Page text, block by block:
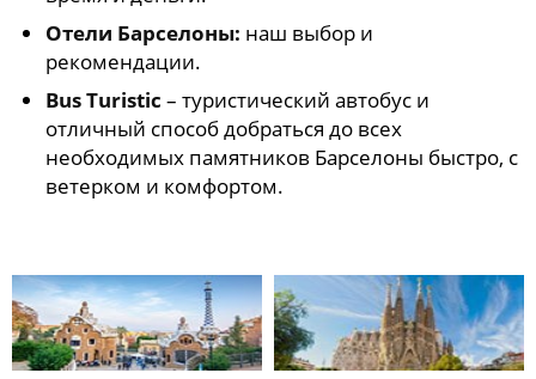
Отели Барселоны: наш выбор и
рекомендации.
Bus Turistic – туристический автобус и
отличный способ добраться до всех
необходимых памятников Барселоны быстро, с
ветерком и комфортом.